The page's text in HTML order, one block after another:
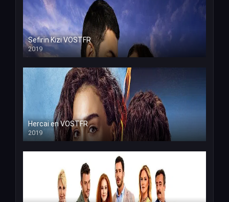
Sefirin Kizi VOSTFR
2019
Hercai en VOSTFR
2019